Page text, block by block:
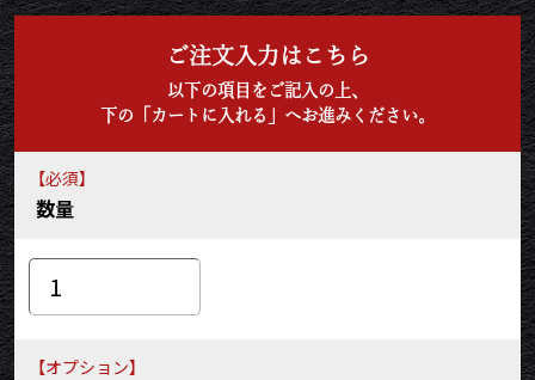
ご購入いただいた商品：お世話になりました 名入れ お肉の
カタログギフト美
職場の上司の退職祝いに購入しました。
にくにく
のカタログギフト美
知人からの紹介で、職場の上司の退職祝いで購入しました。
2026/03/12
ご注文入力はこちら
以下の項目をご記入の上、
下の「カートに入れる」へお進みください。
【必須】
数量
【オプション】